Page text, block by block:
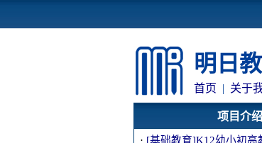
明日
首页 | 关于
项目介绍
· [基础教育]K12幼小初高